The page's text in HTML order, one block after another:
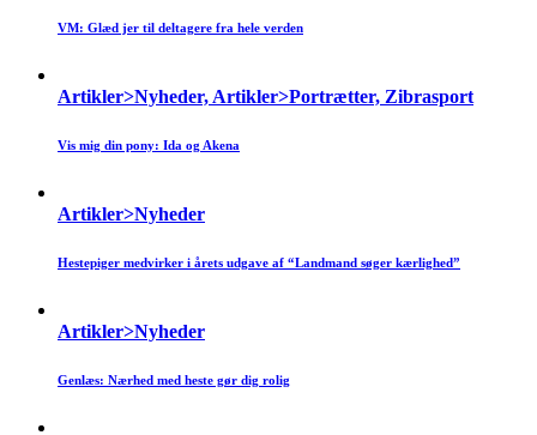
VM: Glæd jer til deltagere fra hele verden
Artikler>Nyheder, Artikler>Portrætter, Zibrasport
Vis mig din pony: Ida og Akena
Artikler>Nyheder
Hestepiger medvirker i årets udgave af “Landmand søger kærlighed”
Artikler>Nyheder
Genlæs: Nærhed med heste gør dig rolig